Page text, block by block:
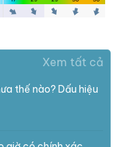
Xem tất cả
thế nào? Dấu hiệu